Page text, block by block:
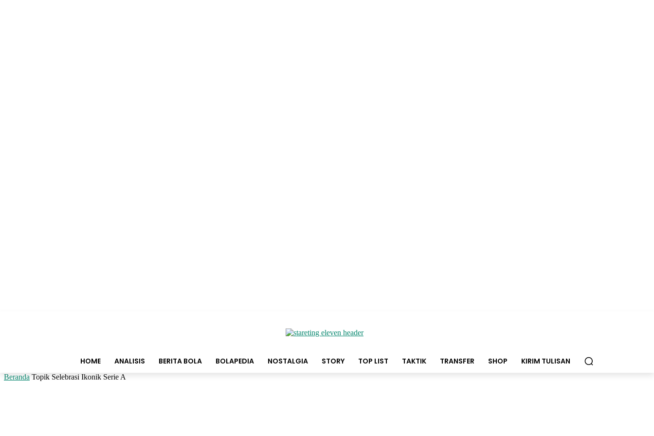
HOME ANALISIS BERITA BOLA BOLAPEDIA NOSTALGIA STORY TOP LIST TAKTIK TRANSFER SHOP KIRIM TULISAN
Beranda Topik Selebrasi Ikonik Serie A